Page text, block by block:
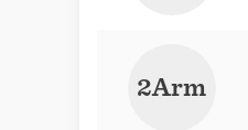
2Arm